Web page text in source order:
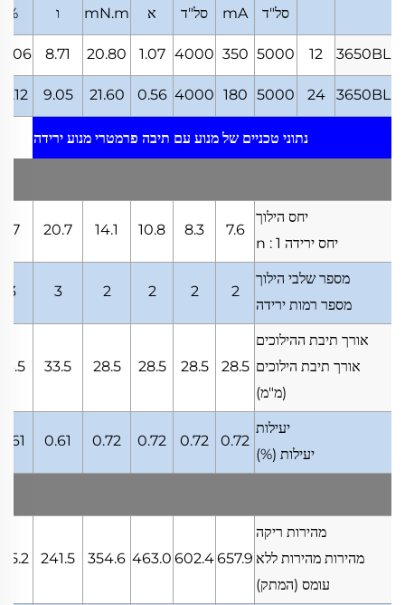
סל"ד mA סל"ד א mN.m ו %
3650BL
12
5000
350
4000
1.07
20.80
8.71
3650BL
24
5000
180
4000
0.56
21.60
9.05
נתוני טכניים של מנוע עם תיבה פרמטרי מנוע ירידה
יחס הילוך
יחס ירידה n : 1
7.6
8.3
10.8
14.1
20.7
27
מספר שלבי הילוך
מספר רמות ירידה
2
2
2
2
3
3
אורך תיבת ההילוכים
אורך תיבת הילוכים
(מ"מ)
28.5
28.5
28.5
28.5
33.5
יעילות
יעילות (%)
0.72
0.72
0.72
0.72
0.61
מהירות ריקה
מהירות מהירות ללא
עומס (המתק)
657.9
602.4
463.0
354.6
241.5